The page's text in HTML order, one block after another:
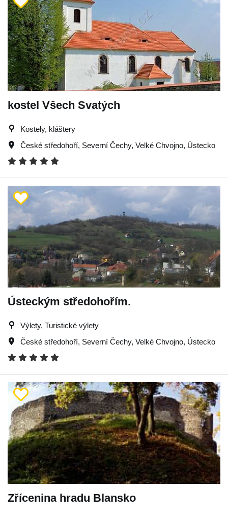
kostel Všech Svatých
Kostely, kláštery
České středohoří, Severní Čechy, Velké Chvojno, Ústecko
Ústeckým středohořím.
Výlety, Turistické výlety
České středohoří, Severní Čechy, Velké Chvojno, Ústecko
Zřícenina hradu Blansko